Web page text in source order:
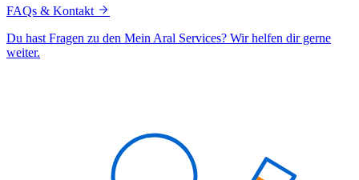
FAQs & Kontakt
Du hast Fragen zu den Mein Aral Services? Wir helfen dir gerne
weiter.